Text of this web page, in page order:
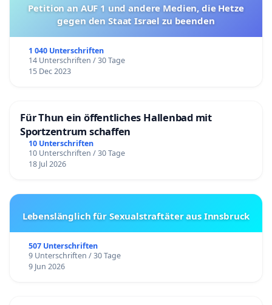
Petition an AUF 1 und andere Medien, die Hetze
gegen den Staat Israel zu beenden
1 040 Unterschriften
14 Unterschriften / 30 Tage
15 Dec 2023
Für Thun ein öffentliches Hallenbad mit
Sportzentrum schaffen
10 Unterschriften
10 Unterschriften / 30 Tage
18 Jul 2026
Lebenslänglich für Sexualstraftäter aus Innsbruck
507 Unterschriften
9 Unterschriften / 30 Tage
9 Jun 2026